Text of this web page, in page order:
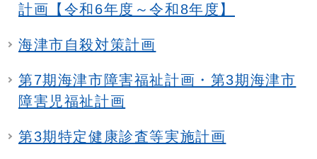
計画【令和6年度～令和8年度】
海津市自殺対策計画
第7期海津市障害福祉計画・第3期海津市
障害児福祉計画
第3期特定健康診査等実施計画